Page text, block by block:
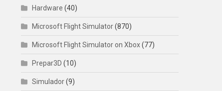
Hardware (40)
Microsoft Flight Simulator(870)
Microsoft Flight Simulator on Xbox(77)
Prepar3D (10)
Simulador(9)